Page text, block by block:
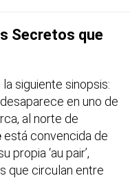
Secretos que
siguiente sinopsis:
desaparece en uno de
al norte de
está convencida de
propia ‘au pair’,
que circulan entre